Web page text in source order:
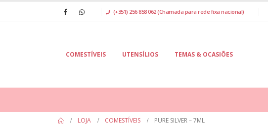
(+351) 256 858 062 (Chamada para rede fixa nacional)
COMESTÍVEIS UTENSÍLIOS TEMAS & OCASIÕES
LOJA COMESTÍVEIS PURE SILVER – 7ML